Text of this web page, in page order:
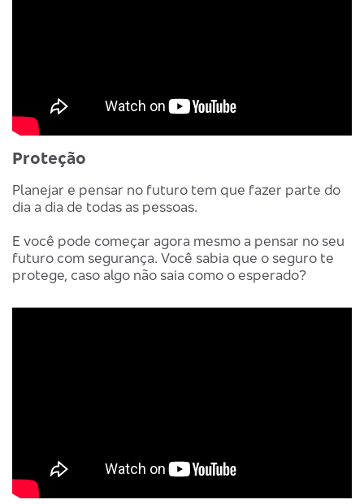
Proteção
Planejar e pensar no futuro tem que fazer parte do
dia a dia de todas as pessoas.
E você pode começar agora mesmo a pensar no seu
futuro com segurança. Você sabia que o seguro te
protege, caso algo não saia como o esperado?